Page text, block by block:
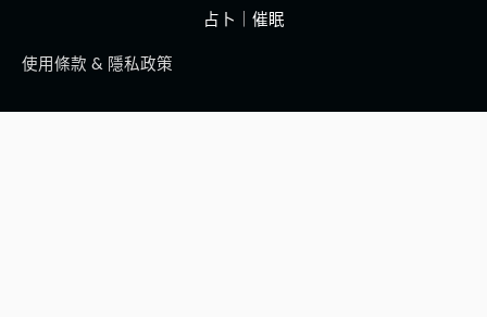
占卜｜催眠
使用條款 & 隱私政策